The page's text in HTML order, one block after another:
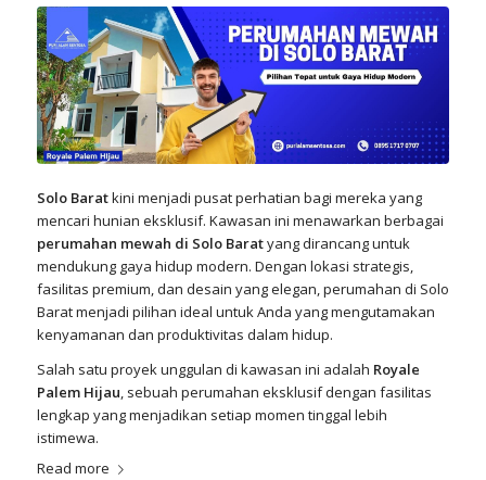
Solo Baratkini menjadi pusat perhatian bagi mereka yang
mencari hunian eksklusif. Kawasan ini menawarkan berbagai
perumahan mewah di Solo Baratyang dirancang untuk
mendukung gaya hidup modern. Dengan lokasi strategis,
fasilitas premium, dan desain yang elegan, perumahan di Solo
Barat menjadi pilihan ideal untuk Anda yang mengutamakan
kenyamanan dan produktivitas dalam hidup.
Salah satu proyek unggulan di kawasan ini adalah Royale
Palem Hijau, sebuah perumahan eksklusif dengan fasilitas
lengkap yang menjadikan setiap momen tinggal lebih
istimewa.
Read more